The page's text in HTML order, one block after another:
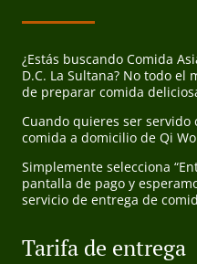
¿Estás buscando Comida
D.C. La Sultana? No todo
de preparar comida
Cuando quieres ser
comida a domicilio de Qi
Simplemente selecciona
pantalla de pago y
servicio de entrega de
Tarifa de entrega